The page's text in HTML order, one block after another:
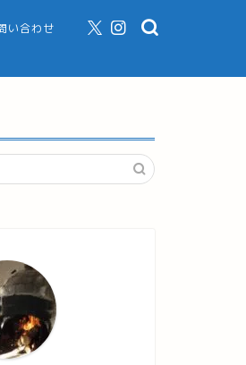
い合わせ